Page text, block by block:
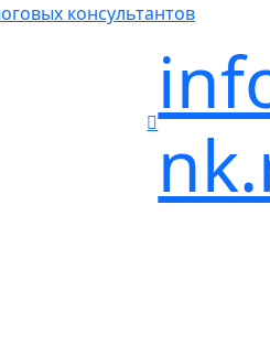
консультантов